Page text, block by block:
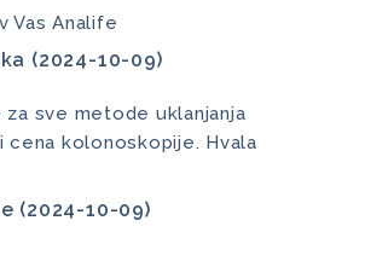
Vas Analife
(2024-10-09)
za sve metode uklanjanja
cena kolonoskopije. Hvala
(2024-10-09)